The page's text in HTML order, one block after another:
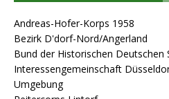
Andreas-Hofer-Korps 1958
Bezirk D'dorf-Nord/Angerland
Bund der Historischen Deutschen
Interessengemeinschaft
Umgebung